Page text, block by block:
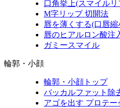
口角挙上(スマイル
M字リップ 切開法
唇を薄くする(口唇縮
唇のヒアルロン酸注
ガミースマイル
輪郭・小顔
輪郭・小顔トップ
バッカルファット除
アゴを出す プロテー